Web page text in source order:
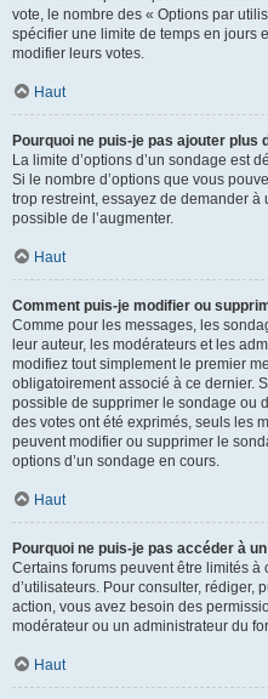
vote, le nombre des « Options par
spécifier une limite de temps en jours
modifier leurs votes.
Haut
Pourquoi ne puis-je pas ajouter plus
La limite d’options d’un sondage est
Si le nombre d’options que vous
trop restreint, essayez de demander à
possible de l’augmenter.
Haut
Comment puis-je modifier ou
Comme pour les messages, les
leur auteur, les modérateurs et les
modifiez tout simplement le premier
obligatoirement associé à ce dernier.
possible de supprimer le sondage ou
des votes ont été exprimés, seuls les
peuvent modifier ou supprimer le
options d’un sondage en cours.
Haut
Pourquoi ne puis-je pas accéder à
Certains forums peuvent être limités
d’utilisateurs. Pour consulter, rédiger,
action, vous avez besoin des
modérateur ou un administrateur du
Haut